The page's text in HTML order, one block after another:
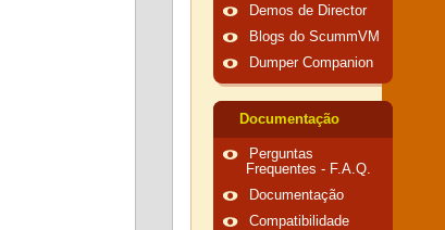
Demos de Director
Blogs do ScummVM
Dumper Companion
Documentação
Perguntas
Frequentes - F.A.Q.
Documentação
Compatibilidade